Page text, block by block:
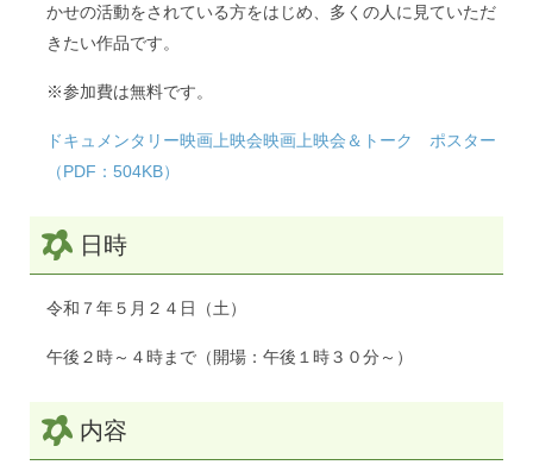
かせの活動をされている方をはじめ、多くの人に見ていただ
きたい作品です。
※参加費は無料です。
ドキュメンタリー映画上映会映画上映会＆トーク ポスター
（PDF：504KB）
日時
令和７年５月２４日（土）
午後２時～４時まで（開場：午後１時３０分～）
内容